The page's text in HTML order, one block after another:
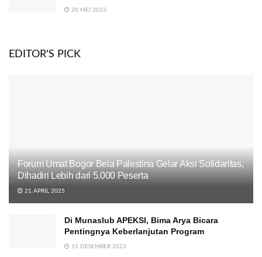
20 MEI 2023
EDITOR'S PICK
Forum Umat Bogor Bela Palestina Gelar Aksi Solidaritas,
Dihadiri Lebih dari 5.000 Peserta
21 APRIL 2025
Di Munaslub APEKSI, Bima Arya Bicara
Pentingnya Keberlanjutan Program
15 DESEMBER 2023